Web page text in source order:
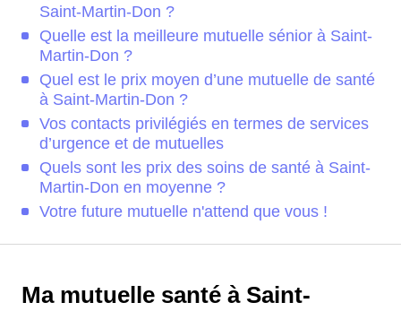
Saint-Martin-Don ?
Quelle est la meilleure mutuelle sénior à Saint-
Martin-Don ?
Quel est le prix moyen d’une mutuelle de santé
à Saint-Martin-Don ?
Vos contacts privilégiés en termes de services
d’urgence et de mutuelles
Quels sont les prix des soins de santé à Saint-
Martin-Don en moyenne ?
Votre future mutuelle n'attend que vous !
Ma mutuelle santé à Saint-